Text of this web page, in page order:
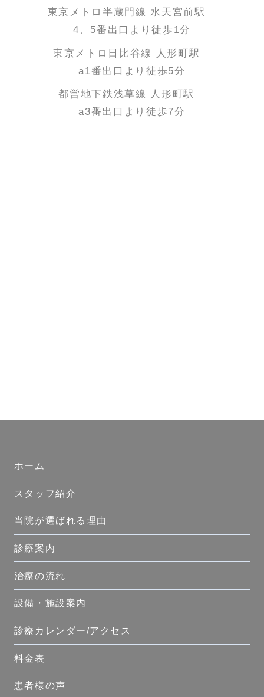
東京メトロ半蔵門線 水天宮前駅
4、5番出口より徒歩1分
東京メトロ日比谷線 人形町駅
a1番出口より徒歩5分
都営地下鉄浅草線 人形町駅
a3番出口より徒歩7分
ホーム
スタッフ紹介
当院が選ばれる理由
診療案内
治療の流れ
設備・施設案内
診療カレンダー/アクセス
料金表
患者様の声